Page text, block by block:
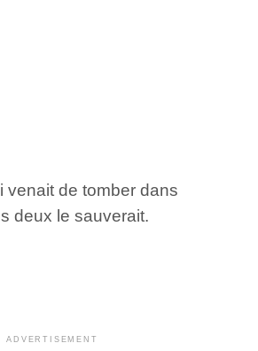
venait de tomber dans
deux le sauverait.
ADVERTISEMENT